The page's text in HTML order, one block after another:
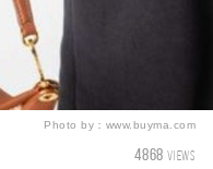
Photo by： www.buyma.com
4868 VIEWS